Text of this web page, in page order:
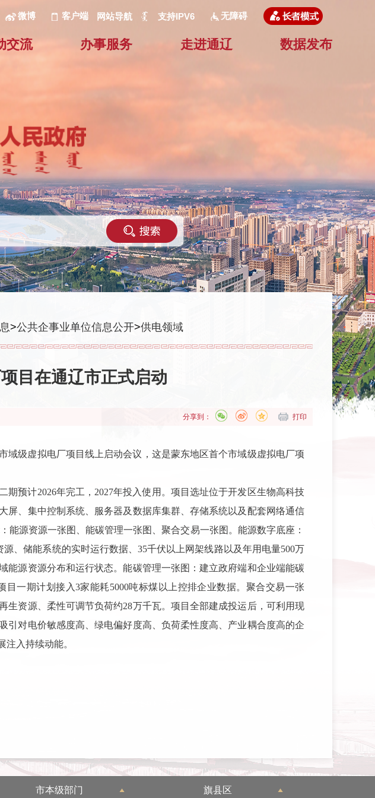
微博 客户端 网站导航 支持IPV6 无障碍
交流 办事服务 走进通辽 数据发布
>公共企事业单位信息公开>供电领域
目在通辽市正式启动
打印
分享到：
级虚拟电厂项目线上启动会议，这是蒙东地区首个市域级虚拟电厂项
期预计2026年完工，2027年投入使用。项目选址位于开发区生物高科技
屏、集中控制系统、服务器及数据库集群、存储系统以及配套网络通信
能源资源一张图、能碳管理一张图、聚合交易一张图。能源数字底座：
、储能系统的实时运行数据、35千伏以上网架线路以及年用电量500万
源资源分布和运行状态。能碳管理一张图：建立政府端和企业端能碳
一期计划接入3家能耗5000吨标煤以上控排企业数据。聚合交易一张
资源、柔性可调节负荷约28万千瓦。项目全部建成投运后，可利用现
对电价敏感度高、绿电偏好度高、负荷柔性度高、产业耦合度高的企
入持续动能。
市本级部门 旗县区